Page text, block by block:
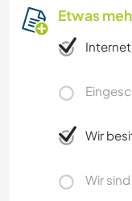
Etwas
Wir
Wir